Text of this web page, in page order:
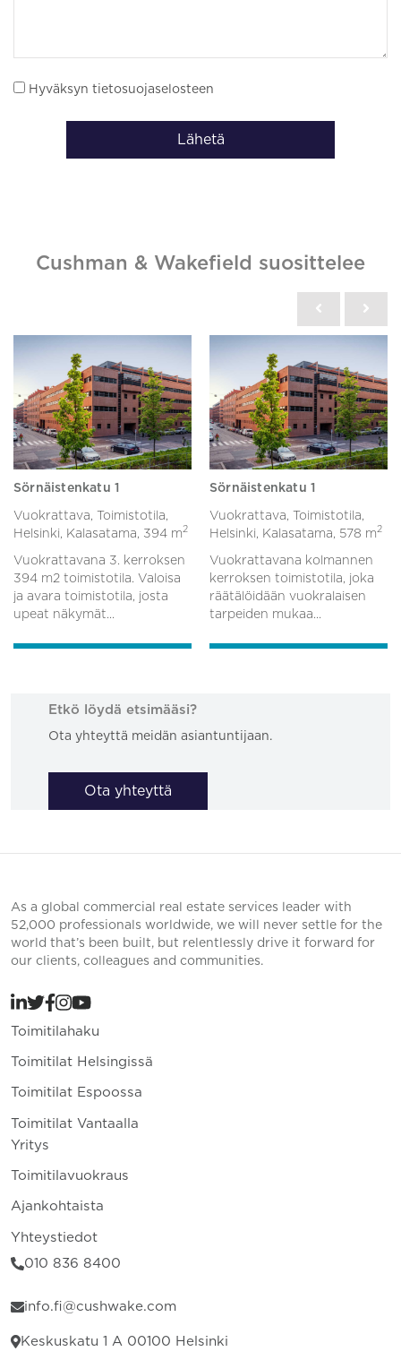
Hyväksyn tietosuojaselosteen
Lähetä
Cushman & Wakefield suosittelee
Sörnäistenkatu 1
Vuokrattava, Toimistotila,
Helsinki, Kalasatama, 394 m2
Vuokrattavana 3. kerroksen
394 m2 toimistotila. Valoisa
ja avara toimistotila, josta
upeat näkymät...
Sörnäistenkatu 1
Vuokrattava, Toimistotila,
Helsinki, Kalasatama, 578 m2
Vuokrattavana kolmannen
kerroksen toimistotila, joka
räätälöidään vuokralaisen
tarpeiden mukaa...
Etkö löydä etsimääsi?
Ota yhteyttä meidän asiantuntijaan.
Ota yhteyttä
As a global commercial real estate services leader with
52,000 professionals worldwide, we will never settle for the
world that’s been built, but relentlessly drive it forward for
our clients, colleagues and communities.
Toimitilahaku
Toimitilat Helsingissä
Toimitilat Espoossa
Toimitilat Vantaalla
Yritys
Toimitilavuokraus
Ajankohtaista
Yhteystiedot
010 836 8400
info.fi@cushwake.com
Keskuskatu 1 A 00100 Helsinki